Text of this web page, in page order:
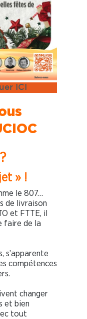
ICI
» !
le 807…
de livraison
et FTTE, il
faire de la
s’apparente
compétences
changer
et bien
tout